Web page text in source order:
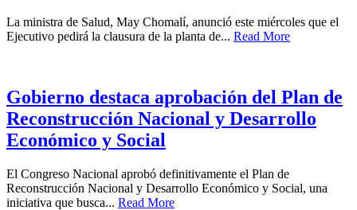
La ministra de Salud, May Chomalí, anunció este miércoles que el
Ejecutivo pedirá la clausura de la planta de... Read More
Gobierno destaca aprobación del Plan de
Reconstrucción Nacional y Desarrollo
Económico y Social
El Congreso Nacional aprobó definitivamente el Plan de
Reconstrucción Nacional y Desarrollo Económico y Social, una
iniciativa que busca... Read More